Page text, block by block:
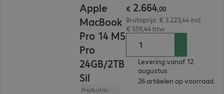
Apple
MacBook
Pro 14 M5
Pro
24GB/2TB
Sil
Productnr.:
€ 2.664,00
Brutoprijs: € 3.223,44 incl.
€ 559,44 btw
Levering vanaf 12.
augustus
26 artikelen op voorraad.